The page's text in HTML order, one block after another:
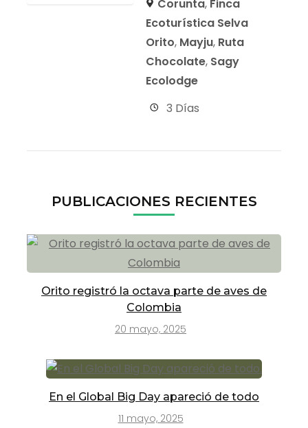
Corunta, Finca
Ecoturística Selva
Orito, Mayju, Ruta
Chocolate, Sagy
Ecolodge
3 Días
PUBLICACIONES RECIENTES
Orito registró la octava parte de aves de
Colombia
20 mayo, 2025
En el Global Big Day apareció de todo
11 mayo, 2025